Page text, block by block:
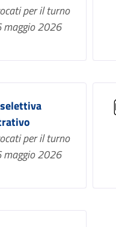
per il turno
maggio 2026
per il turno
maggio 2026